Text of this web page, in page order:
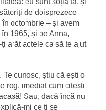
eu sunt soția ta, și
de doisprezece
octombrie – și avem
1965, și pe Anna,
arăt actele ca să te ajut
Te cunosc, știu că ești o
rog, imediat cum citești
Sau, dacă încă nu
ce ți se